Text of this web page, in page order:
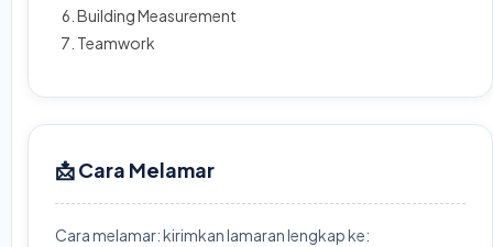
Building Measurement
Teamwork
📩 Cara Melamar
Cara melamar: kirimkan lamaran lengkap ke: